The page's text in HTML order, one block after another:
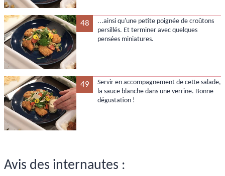
48
...ainsi qu'une petite poignée de croûtons
persillés. Et terminer avec quelques
pensées miniatures.
49
Servir en accompagnement de cette salade,
la sauce blanche dans une verrine. Bonne
dégustation !
Avis des internautes :